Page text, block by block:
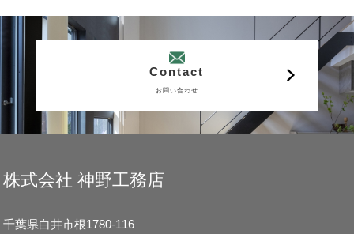
Contact
お問い合わせ
株式会社 神野工務店
千葉県白井市根1780-116